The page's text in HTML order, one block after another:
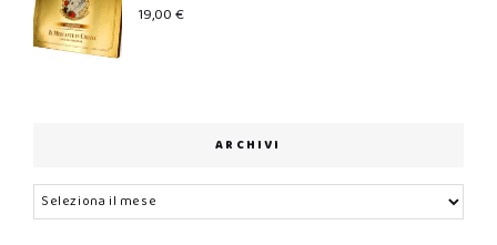
19,00€
ARCHIVI
Archivi